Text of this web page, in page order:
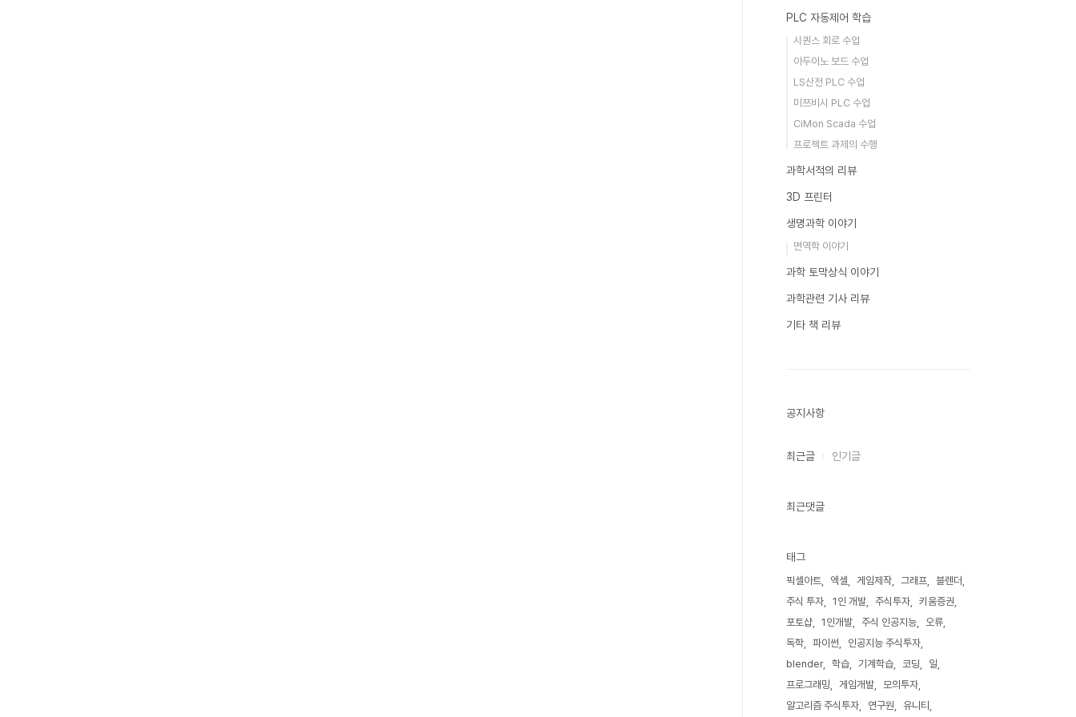
PLC 자동제어 학습
시퀀스 회로 수업
아두이노 보드 수업
LS산전 PLC 수업
미쯔비시 PLC 수업
CiMon Scada 수업
프로젝트 과제의 수행
과학서적의 리뷰
3D 프린터
생명과학 이야기
면역학 이야기
과학 토막상식 이야기
과학관련 기사 리뷰
기타 책 리뷰
공지사항
최근글 인기글
최근댓글
태그
픽셀아트 엑셀 게임제작 그래프
블렌더
주식 투자
1인 개발 주식투자
키움증권
포토샵
1인개발 주식 인공지능
오류
독학
파이썬
인공지능 주식투자
blender
학습 기계학습 코딩
일
프로그래밍
게임개발
모의투자
알고리즘 주식투자
연구원 유니티